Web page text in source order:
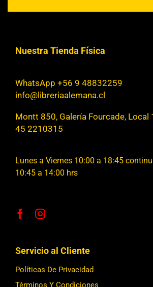
Nuestra Tienda Física
WhatsApp +56 9 48832259
info@libreriaalemana.cl
Montt 850, Galería Fourcade, Local
45 2210315
Lunes a Viernes 10:00 a 18:45
10:45 a 14:00 hrs
Servicio al Cliente
Políticas De Privacidad
Términos Y Condiciones